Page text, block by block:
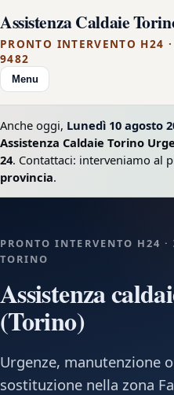
Assistenza Caldaie
PRONTO INTERVENTO H24
9482
Menu
Anche oggi, Lunedì 10 agosto
Assistenza Caldaie Torino
24. Contattaci: interveniamo al
provincia.
PRONTO INTERVENTO H24 ·
TORINO
Assistenza
(Torino)
Urgenze, manutenzione
sostituzione nella zona